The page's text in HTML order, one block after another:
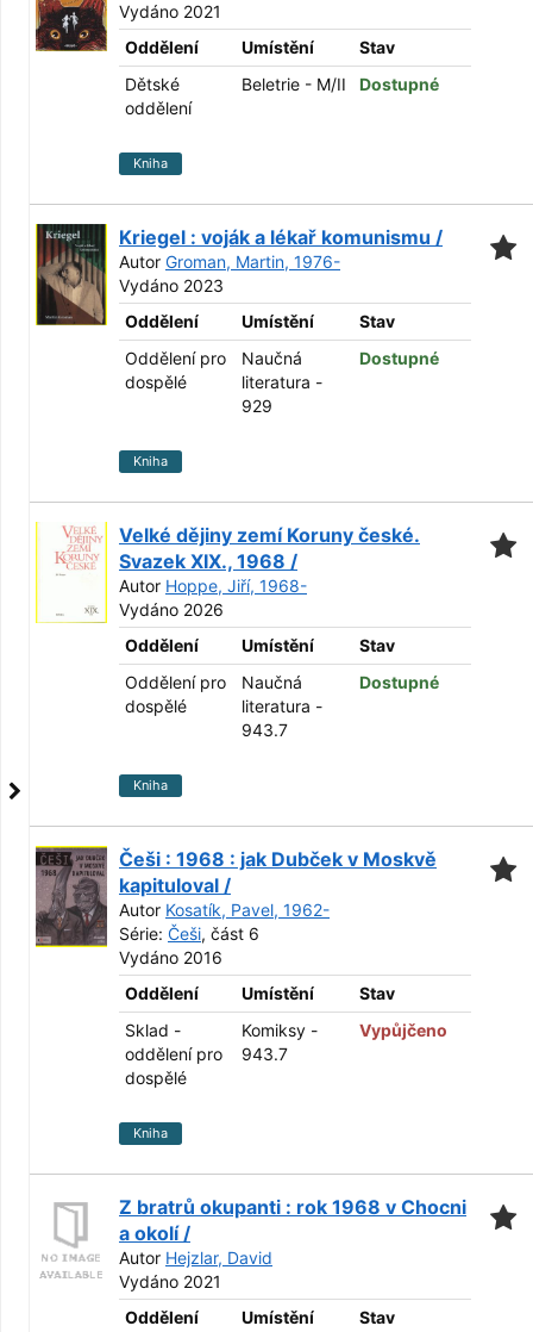
Vydáno 2021
Oddělení
Umístění
Stav
Dětské
oddělení
Beletrie - M/II Dostupné
Kniha
Kriegel : voják a lékař komunismu /
Autor Groman, Martin, 1976-
Vydáno 2023
Oddělení
Umístění
Stav
Oddělení pro
dospělé
Naučná
literatura -
929
Dostupné
Kniha
Velké dějiny zemí Koruny české.
Svazek XIX., 1968 /
Autor Hoppe, Jiří, 1968-
Vydáno 2026
Oddělení
Umístění
Stav
Oddělení pro
dospělé
Naučná
literatura -
943.7
Dostupné
Kniha
Češi : 1968 : jak Dubček v Moskvě
kapituloval /
Autor Kosatík, Pavel, 1962-
Série: Češi, část 6
Vydáno 2016
Oddělení
Umístění
Stav
Sklad -
oddělení pro
dospělé
Komiksy -
943.7
Vypůjčeno
Kniha
Z bratrů okupanti : rok 1968 v Chocni
a okolí /
Autor Hejzlar, David
Vydáno 2021
Oddělení
Umístění Stav